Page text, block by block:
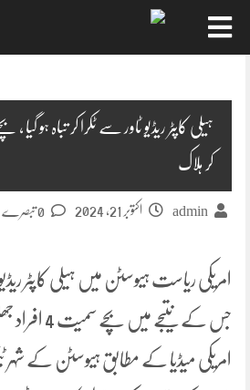
کر ہلاک
admin اکتوبر 21, 2024
امریکی ریاست ہیوسٹن میں ہیلی کاپٹر ریڈیو
جس کے نتیجے
امریکی میڈیا کے مطابق ہیوسٹن کے شہر